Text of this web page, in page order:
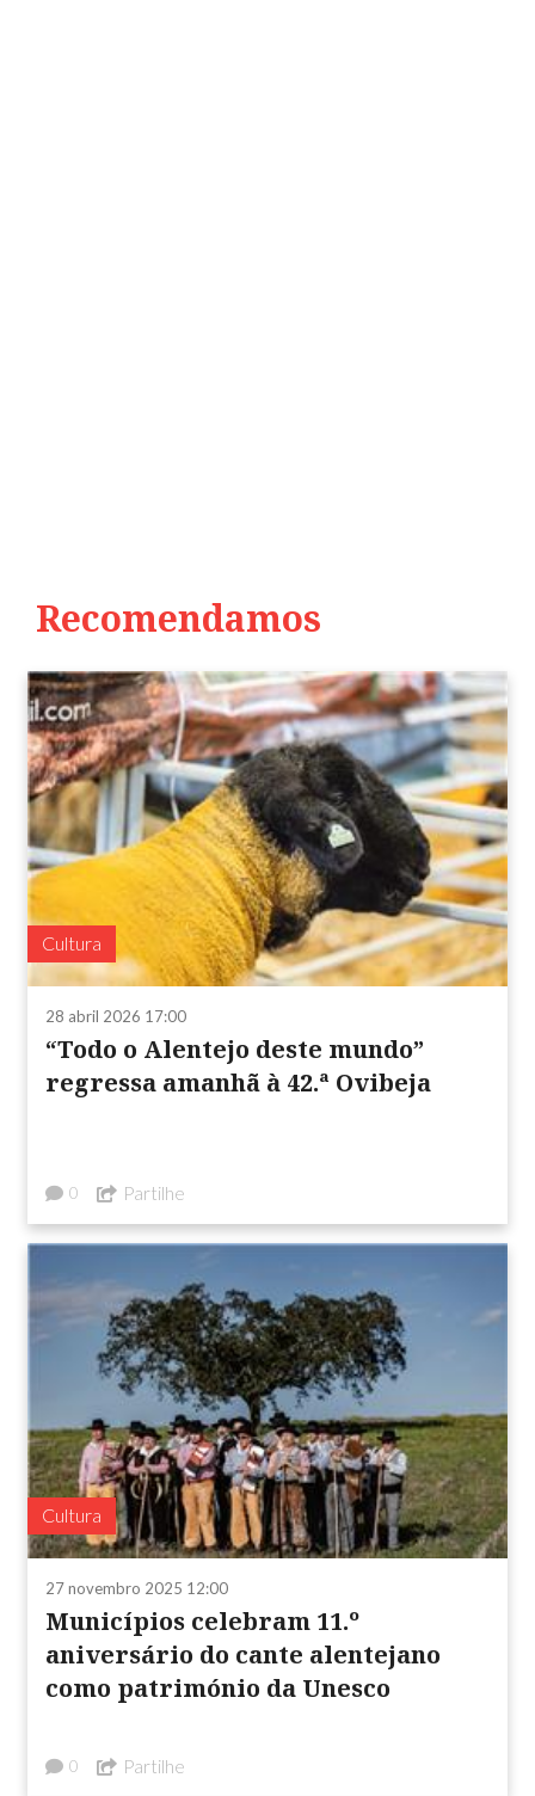
Recomendamos
Cultura
28 abril 2026 17:00
“Todo o Alentejo deste mundo”
regressa amanhã à 42.ª Ovibeja
0 Partilhe
Cultura
27 novembro 2025 12:00
Municípios celebram 11.º
aniversário do cante alentejano
como património da Unesco
0 Partilhe